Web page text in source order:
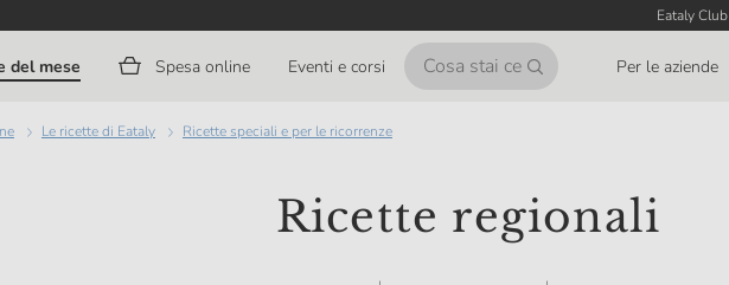
Eataly Club
del mese Spesa online Eventi e corsi Per le aziende
Le ricette di Eataly Ricette speciali e per le ricorrenze
Ricette regionali